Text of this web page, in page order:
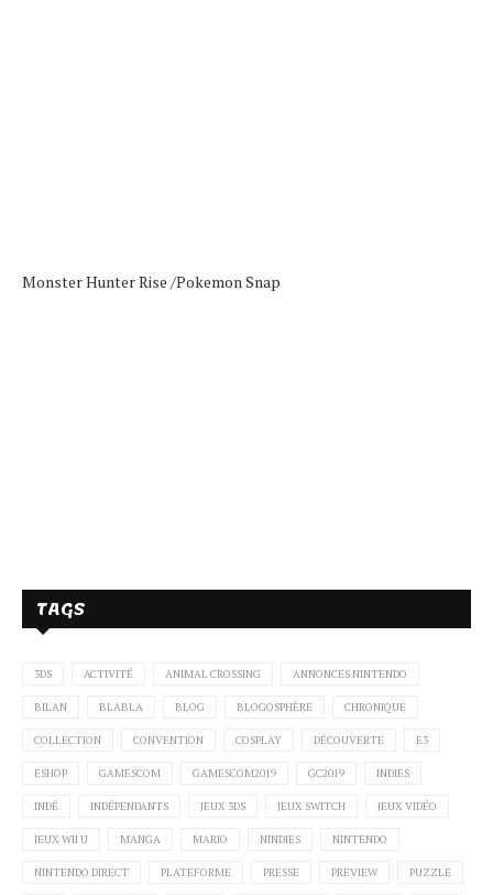
Monster Hunter Rise /Pokemon Snap
TAGS
3DS ACTIVITÉ ANIMAL CROSSING ANNONCES NINTENDO
BILAN BLABLA BLOG BLOGOSPHÈRE CHRONIQUE
COLLECTION CONVENTION COSPLAY DÉCOUVERTE E3
ESHOP GAMESCOM GAMESCOM2019 GC2019 INDIES
INDÉ INDÉPENDANTS JEUX 3DS JEUX SWITCH JEUX VIDÉO
JEUX WII U MANGA MARIO NINDIES NINTENDO
NINTENDO DIRECT PLATEFORME PRESSE PREVIEW PUZZLE